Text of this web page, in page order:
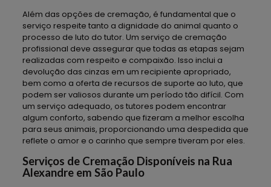
Além das opções de cremação, é fundamental que o
serviço respeite tanto a dignidade do animal quanto o
processo de luto do tutor. Um serviço de cremação
profissional deve assegurar que todas as etapas sejam
realizadas com respeito e compaixão. Isso inclui a
devolução das cinzas em um recipiente apropriado,
bem como a oferta de recursos de suporte ao luto, que
podem ser valiosos durante um período tão difícil. Com
um serviço adequado, os tutores podem encontrar
algum conforto, sabendo que fizeram a melhor escolha
para seus animais, proporcionando uma despedida que
reflete o amor e o carinho que sempre tiveram por eles.
Serviços de Cremação Disponíveis na Rua
Alexandre em São Paulo